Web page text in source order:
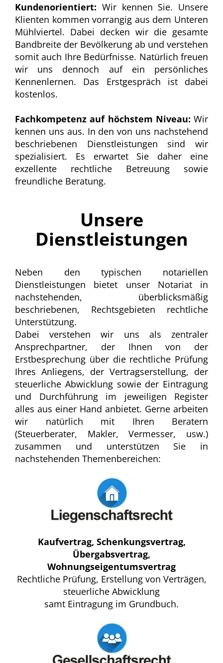
Kundenorientiert: Wir kennen Sie. Unsere
Klienten kommen vorrangig aus dem Unteren
Mühlviertel. Dabei decken wir die gesamte
Bandbreite der Bevölkerung ab und verstehen
somit auch Ihre Bedürfnisse. Natürlich freuen
wir uns dennoch auf ein persönliches
Kennenlernen. Das Erstgespräch ist dabei
kostenlos.
Fachkompetenz auf höchstem Niveau: Wir
kennen uns aus. In den von uns nachstehend
beschriebenen Dienstleistungen sind wir
spezialisiert. Es erwartet Sie daher eine
exzellente rechtliche Betreuung sowie
freundliche Beratung.
Unsere
Dienstleistungen
Neben den typischen notariellen
Dienstleistungen bietet unser Notariat in
nachstehenden, überblicksmäßig
beschriebenen, Rechtsgebieten rechtliche
Unterstützung.
Dabei verstehen wir uns als zentraler
Ansprechpartner, der Ihnen von der
Erstbesprechung über die rechtliche Prüfung
Ihres Anliegens, der Vertragserstellung, der
steuerliche Abwicklung sowie der Eintragung
und Durchführung im jeweiligen Register
alles aus einer Hand anbietet. Gerne arbeiten
wir natürlich mit Ihren Beratern
(Steuerberater, Makler, Vermesser, usw.)
zusammen und unterstützen Sie in
nachstehenden Themenbereichen:
Kaufvertrag, Schenkungsvertrag,
Übergabsvertrag,
Wohnungseigentumsvertrag
Rechtliche Prüfung, Erstellung von Verträgen,
steuerliche Abwicklung
samt Eintragung im Grundbuch.